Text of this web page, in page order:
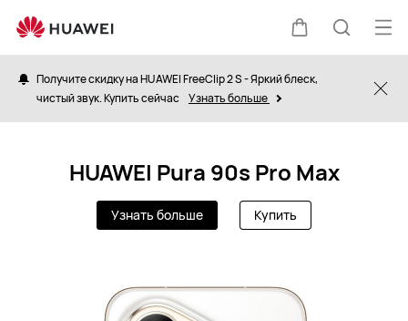
Щупальца
Поиск
сайту
Получите скидку на HUAWEI FreeClip 2 S - Яркий блеск,
чистый звук. Купить сейчас Узнать больше
HUAWEI Pura 90s Pro Max
Узнать больше Купить